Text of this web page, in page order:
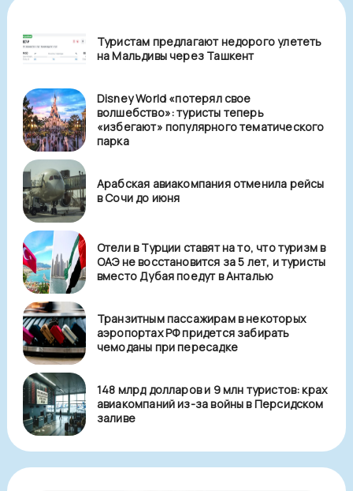
Туристам предлагают недорого улететь
на Мальдивы через Ташкент
Disney World «потерял свое
волшебство»: туристы теперь
«избегают» популярного тематического
парка
Арабская авиакомпания отменила рейсы
в Сочи до июня
Отели в Турции ставят на то, что туризм в
ОАЭ не восстановится за 5 лет, и туристы
вместо Дубая поедут в Анталью
Транзитным пассажирам в некоторых
аэропортах РФ придется забирать
чемоданы при пересадке
148 млрд долларов и 9 млн туристов: крах
авиакомпаний из-за войны в Персидском
заливе